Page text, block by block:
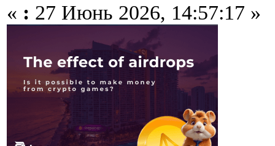
« : 27 Июнь 2026, 14:57:17 »